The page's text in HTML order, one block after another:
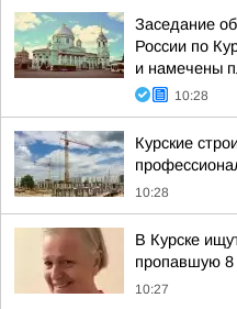
Заседание
России по
и намечены
10:28
Курские
10:28
В Курске
пропавшую 8
10:27